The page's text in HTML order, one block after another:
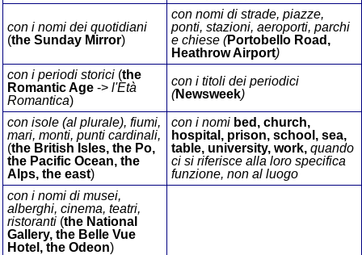
con i nomi dei quotidiani
(the Sunday Mirror)
con nomi di strade, piazze,
ponti, stazioni, aeroporti, parchi
e chiese (Portobello Road,
Heathrow Airport)
con i periodi storici (the
Romantic Age -> l'Età
Romantica)
con i titoli dei periodici
(Newsweek)
con isole (al plurale), fiumi,
mari, monti, punti cardinali,
(the British Isles, the Po,
the Pacific Ocean, the
Alps, the east)
con i nomi bed, church,
hospital, prison, school, sea,
table, university, work, quando
ci si riferisce alla loro specifica
funzione, non al luogo
con i nomi di musei,
alberghi, cinema, teatri,
ristoranti (the National
Gallery, the Belle Vue
Hotel, the Odeon)